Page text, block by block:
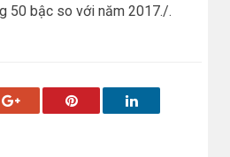
50 bậc so với năm 2017./.
Google+ Pinterest LinkedIn